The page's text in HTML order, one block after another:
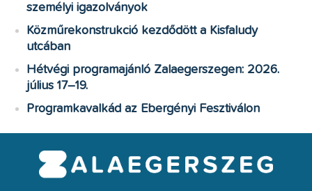
személyi igazolványok
Közműrekonstrukció kezdődött a Kisfaludy
utcában
Hétvégi programajánló Zalaegerszegen: 2026.
július 17–19.
Programkavalkád az Ebergényi Fesztiválon